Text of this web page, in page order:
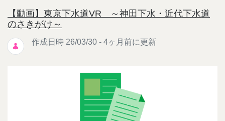
【動画】東京下水道VR ～神田下水・近代下水道
のさきがけ～
作成日時 26/03/30 - 4ヶ月前に更新